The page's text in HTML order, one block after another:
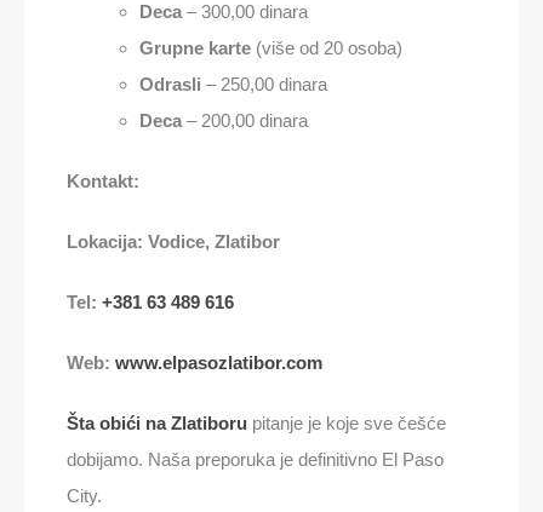
Deca – 300,00 dinara
Grupne karte (više od 20 osoba)
Odrasli – 250,00 dinara
Deca – 200,00 dinara
Kontakt:
Lokacija: Vodice, Zlatibor
Tel: +381 63 489 616
Web: www.elpasozlatibor.com
Šta obići na Zlatiboru pitanje je koje sve češće
dobijamo. Naša preporuka je definitivno El Paso
City.